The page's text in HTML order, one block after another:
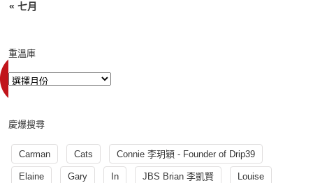
« 七月
重溫庫
慶爆搜尋
Carman Cats Connie 李玥穎 - Founder of Drip39
Elaine Gary In JBS Brian 李凱賢 Louise